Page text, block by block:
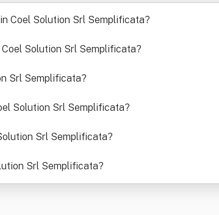
Coel Solution Srl Semplificata?
Solution Srl Semplificata?
Srl Semplificata?
Solution Srl Semplificata?
Srl Semplificata?
Srl Semplificata?